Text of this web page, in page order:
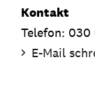
Kontakt
Telefon: 030
E-Mail